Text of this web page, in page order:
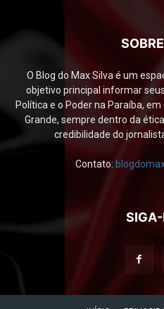
O Blog do Max Silva é um
objetivo principal informar
Política e o Poder na Paraíba,
Grande, sempre dentro da
credibilidade do
Contato: